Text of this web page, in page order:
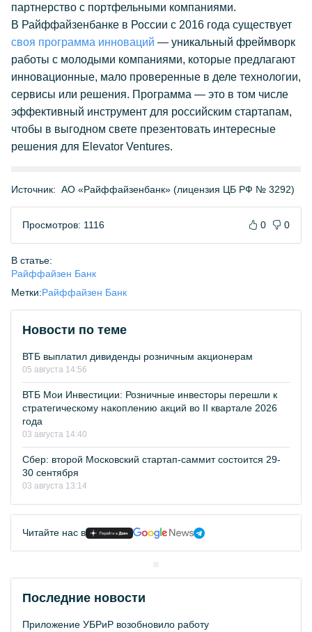
партнерство с портфельными компаниями.
В Райффайзенбанке в России с 2016 года существует
своя программа инноваций — уникальный фреймворк
работы с молодыми компаниями, которые предлагают
инновационные, мало проверенные в деле технологии,
сервисы или решения. Программа — это в том числе
эффективный инструмент для российским стартапам,
чтобы в выгодном свете презентовать интересные
решения для Elevator Ventures.
Источник: АО «Райффайзенбанк» (лицензия ЦБ РФ № 3292)
Просмотров: 1116 0 0
В статье:
Райффайзен Банк
Метки:Райффайзен Банк
Новости по теме
ВТБ выплатил дивиденды розничным акционерам
05 августа 14:56
ВТБ Мои Инвестиции: Розничные инвесторы перешли к
стратегическому накоплению акций во II квартале 2026
года
03 августа 14:40
Сбер: второй Московский стартап-саммит состоится 29-
30 сентября
03 августа 13:14
Читайте нас в
Последние новости
Приложение УБРиР возобновило работу